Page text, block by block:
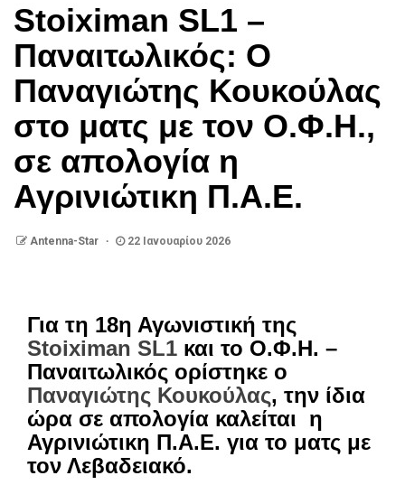
Stoiximan SL1 –
Παναιτωλικός: Ο
Παναγιώτης Κουκούλας
στο ματς με τον Ο.Φ.Η.,
σε απολογία η
Αγρινιώτικη Π.Α.Ε.
Antenna-Star 22 Ιανουαρίου 2026
Για τη 18η Αγωνιστική της
Stoiximan SL1 και το Ο.Φ.Η. –
Παναιτωλικός ορίστηκε ο
Παναγιώτης Κουκούλας, την ίδια
ώρα σε απολογία καλείται η
Αγρινιώτικη Π.Α.Ε. για το ματς με
τον Λεβαδειακό.